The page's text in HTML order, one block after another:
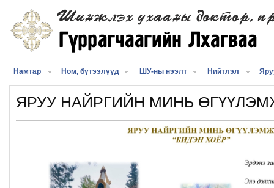
Намтар Ном, бүтээлүүд ШУ-ны нээлт Нийтлэл
ЯРУУ НАЙРГИЙН МИНЬ